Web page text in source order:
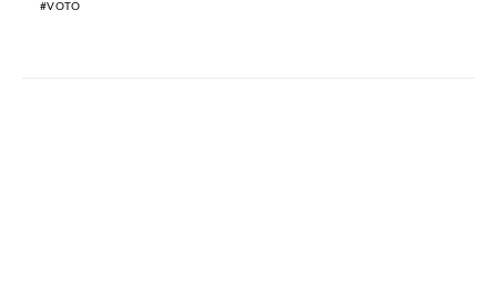
VOTO